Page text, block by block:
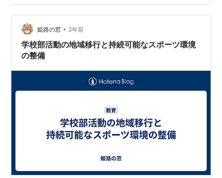
した‼ ▼▼ 高評価やチャンネル登録していただけると励
みになります。陸上の楽しさや仲間を増やすきっかけが
出来たら嬉…
姫路の窓 • 2年前
学校部活動の地域移行と持続可能なスポーツ環境
の整備